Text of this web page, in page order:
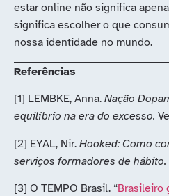
estar online não significa
significa escolher o que
nossa identidade no mundo.
Referências
[1] LEMBKE, Anna. Nação
equilíbrio na era do excesso.
[2] EYAL, Nir. Hooked: Como
serviços formadores de hábito.
[3] O TEMPO Brasil. “Brasileiro